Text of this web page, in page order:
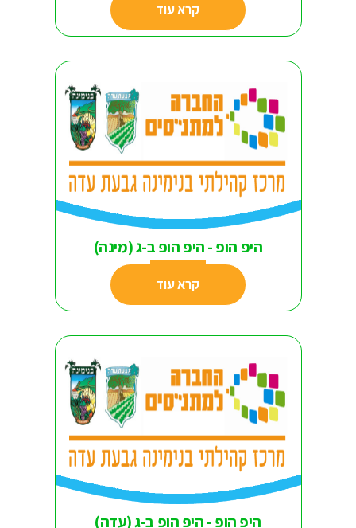
קרא עוד
היפ הופ - היפ הופ ב-ג (מינה)
קרא עוד
היפ הופ - היפ הופ ב-ג (עדה)